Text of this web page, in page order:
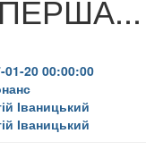
ПЕРША...
01-20 00:00:00
Іваницький
Іваницький